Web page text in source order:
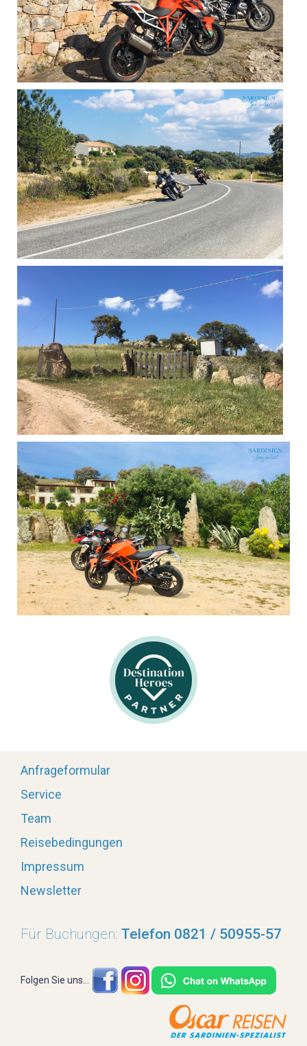
Anfrageformular
Service
Team
Reisebedingungen
Impressum
Newsletter
Für Buchungen: Telefon 0821 / 50955-57
Folgen Sie uns...